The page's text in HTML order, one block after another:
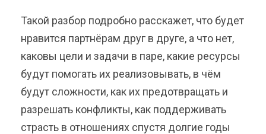
Такой разбор подробно расскажет, что будет
нравится партнёрам друг в друге, а что нет,
каковы цели и задачи в паре, какие ресурсы
будут помогать их реализовывать, в чём
будут сложности, как их предотвращать и
разрешать конфликты, как поддерживать
страсть в отношениях спустя долгие годы